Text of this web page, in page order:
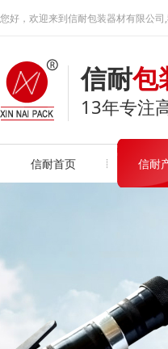
您好，欢迎来到信耐包装器材有限公
信耐包
13年专注
信耐首页 信耐